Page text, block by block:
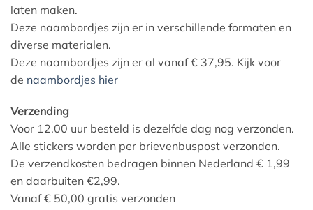
laten maken.
Deze naambordjes zijn er in verschillende formaten en
diverse materialen.
Deze naambordjes zijn er al vanaf € 37,95. Kijk voor
de naambordjes hier
Verzending
Voor 12.00 uur besteld is dezelfde dag nog verzonden.
Alle stickers worden per brievenbuspost verzonden.
De verzendkosten bedragen binnen Nederland € 1,99
en daarbuiten €2,99.
Vanaf € 50,00 gratis verzonden